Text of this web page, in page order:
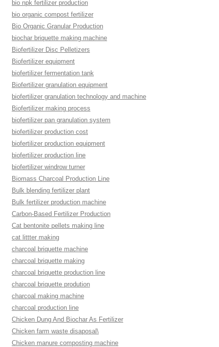
bio npk fertilizer production
bio organic compost fertilizer
Bio Organic Granular Production
biochar briquette making machine
Biofertilizer Disc Pelletizers
Biofertilizer equipment
biofertilizer fermentation tank
Biofertilizer granulation equipment
biofertilizer granulation technology and machine
Biofertilizer making process
biofertilizer pan granulation system
biofertilizer production cost
biofertilizer production equipment
biofertilizer production line
biofertilizer windrow turner
Biomass Charcoal Production Line
Bulk blending fertilizer plant
Bulk fertilizer production machine
Carbon-Based Fertilizer Production
Cat bentonite pellets making line
cat littter making
charcoal briquette machine
charcoal briquette making
charcoal briquette production line
charcoal briquette prodution
charcoal making machine
charcoal production line
Chicken Dung And Biochar As Fertilizer
Chicken farm waste disaposal\
Chicken manure composting machine